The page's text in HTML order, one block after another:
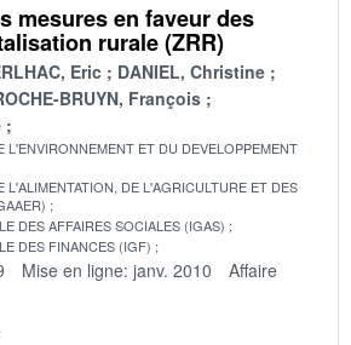
mesures en faveur des
rurale (ZRR)
Eric
DANIEL, Christine
BRUYN, François
L'ENVIRONNEMENT ET DU DEVELOPPEMENT
L'ALIMENTATION, DE L'AGRICULTURE ET DES
DES AFFAIRES SOCIALES (IGAS)
DES FINANCES (IGF)
Mise en ligne: janv. 2010
Affaire